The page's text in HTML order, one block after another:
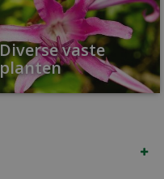
Diverse vaste
planten